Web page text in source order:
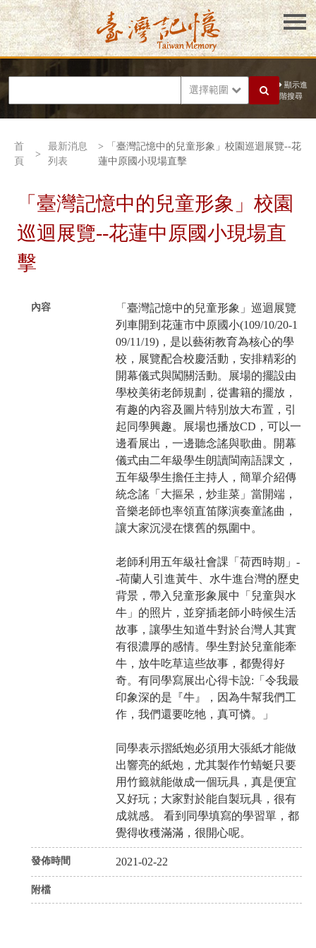
選擇範圍
顯示進
階搜尋
首
頁
>
最新消息
列表
> 「臺灣記憶中的兒童形象」校園巡迴展覽--花
蓮中原國小現場直擊
「臺灣記憶中的兒童形象」校園
巡迴展覽--花蓮中原國小現場直
擊
內容
「臺灣記憶中的兒童形象」巡迴展覽
列車開到花蓮市中原國小(109/10/20-1
09/11/19)，是以藝術教育為核心的學
校，展覽配合校慶活動，安排精彩的
開幕儀式與闖關活動。展場的擺設由
學校美術老師規劃，從書籍的擺放，
有趣的內容及圖片特別放大布置，引
起同學興趣。展場也播放CD，可以一
邊看展出，一邊聽念謠與歌曲。開幕
儀式由二年級學生朗讀閩南語課文，
五年級學生擔任主持人，簡單介紹傳
統念謠「大摳呆，炒韭菜」當開端，
音樂老師也率領直笛隊演奏童謠曲，
讓大家沉浸在懷舊的氛圍中。
老師利用五年級社會課「荷西時期」-
-荷蘭人引進黃牛、水牛進台灣的歷史
背景，帶入兒童形象展中「兒童與水
牛」的照片，並穿插老師小時候生活
故事，讓學生知道牛對於台灣人其實
有很濃厚的感情。學生對於兒童能牽
牛，放牛吃草這些故事，都覺得好
奇。有同學寫展出心得卡說:「令我最
印象深的是『牛』，因為牛幫我們工
作，我們還要吃牠，真可憐。」
同學表示摺紙炮必須用大張紙才能做
出響亮的紙炮，尤其製作竹蜻蜓只要
用竹籤就能做成一個玩具，真是便宜
又好玩；大家對於能自製玩具，很有
成就感。 看到同學填寫的學習單，都
覺得收穫滿滿，很開心呢。
發佈時間 2021-02-22
附檔